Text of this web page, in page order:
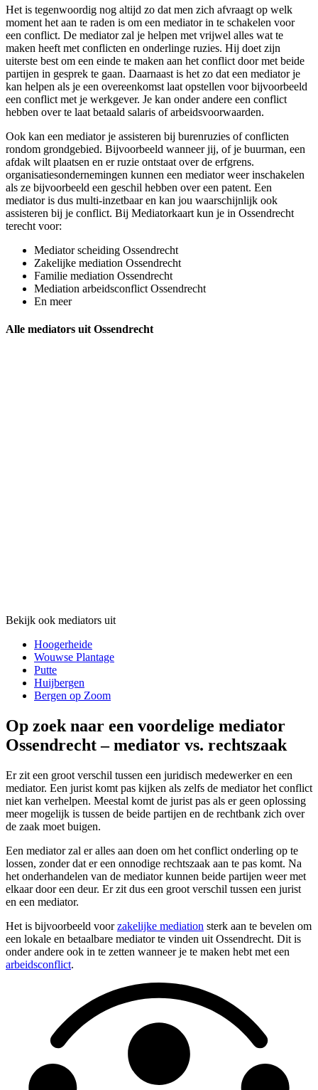
Het is tegenwoordig nog altijd zo dat men zich afvraagt op welk
moment het aan te raden is om een mediator in te schakelen voor
een conflict. De mediator zal je helpen met vrijwel alles wat te
maken heeft met conflicten en onderlinge ruzies. Hij doet zijn
uiterste best om een einde te maken aan het conflict door met beide
partijen in gesprek te gaan. Daarnaast is het zo dat een mediator je
kan helpen als je een overeenkomst laat opstellen voor bijvoorbeeld
een conflict met je werkgever. Je kan onder andere een conflict
hebben over te laat betaald salaris of arbeidsvoorwaarden.
Ook kan een mediator je assisteren bij burenruzies of conflicten
rondom grondgebied. Bijvoorbeeld wanneer jij, of je buurman, een
afdak wilt plaatsen en er ruzie ontstaat over de erfgrens.
organisatiesondernemingen kunnen een mediator weer inschakelen
als ze bijvoorbeeld een geschil hebben over een patent. Een
mediator is dus multi-inzetbaar en kan jou waarschijnlijk ook
assisteren bij je conflict. Bij Mediatorkaart kun je in Ossendrecht
terecht voor:
Mediator scheiding Ossendrecht
Zakelijke mediation Ossendrecht
Familie mediation Ossendrecht
Mediation arbeidsconflict Ossendrecht
En meer
Alle mediators uit Ossendrecht
Bekijk ook mediators uit
Hoogerheide
Wouwse Plantage
Putte
Huijbergen
Bergen op Zoom
Op zoek naar een voordelige mediator
Ossendrecht – mediator vs. rechtszaak
Er zit een groot verschil tussen een juridisch medewerker en een
mediator. Een jurist komt pas kijken als zelfs de mediator het conflict
niet kan verhelpen. Meestal komt de jurist pas als er geen oplossing
meer mogelijk is tussen de beide partijen en de rechtbank zich over
de zaak moet buigen.
Een mediator zal er alles aan doen om het conflict onderling op te
lossen, zonder dat er een onnodige rechtszaak aan te pas komt. Na
het onderhandelen van de mediator kunnen beide partijen weer met
elkaar door een deur. Er zit dus een groot verschil tussen een jurist
en een mediator.
Het is bijvoorbeeld voorzakelijke mediation sterk aan te bevelen om
een lokale en betaalbare mediator te vinden uit Ossendrecht. Dit is
onder andere ook in te zetten wanneer je te maken hebt met een
arbeidsconflict.